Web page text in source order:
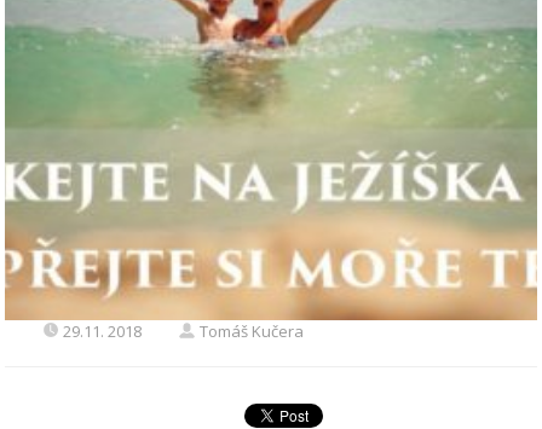
29.11. 2018 Tomáš Kučera